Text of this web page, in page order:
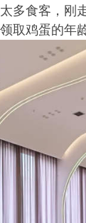
多食客，刚
取鸡蛋的年